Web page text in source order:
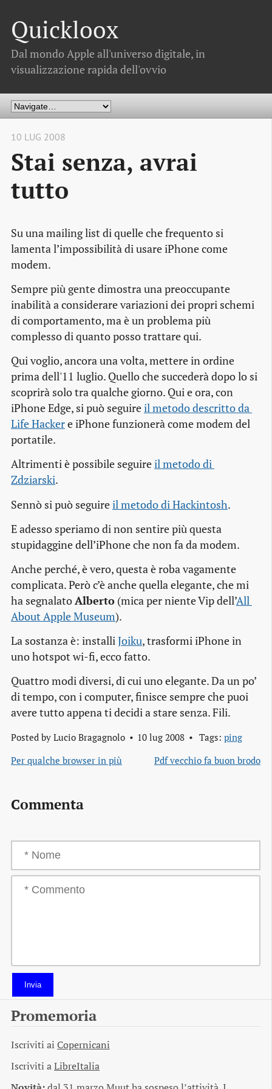
Quickloox
Dal mondo Apple all'universo digitale, in
visualizzazione rapida dell'ovvio
10 LUG 2008
Stai senza, avrai
tutto
Su una mailing list di quelle che frequento si
lamenta l’impossibilità di usare iPhone come
modem.
Sempre più gente dimostra una preoccupante
inabilità a considerare variazioni dei propri schemi
di comportamento, ma è un problema più
complesso di quanto posso trattare qui.
Qui voglio, ancora una volta, mettere in ordine
prima dell'11 luglio. Quello che succederà dopo lo si
scoprirà solo tra qualche giorno. Qui e ora, con
iPhone Edge, si può seguireil metodo descritto da
Life Hackere iPhone funzionerà come modem del
portatile.
Altrimenti è possibile seguireil metodo di
Zdziarski.
Sennò si può seguireil metodo di Hackintosh.
E adesso speriamo di non sentire più questa
stupidaggine dell’iPhone che non fa da modem.
Anche perché, è vero, questa è roba vagamente
complicata. Però c’è anche quella elegante, che mi
ha segnalatoAlberto (mica per niente Vip dell’All
About Apple Museum).
La sostanza è: installiJoiku, trasformi iPhone in
uno hotspot wi-fi, ecco fatto.
Quattro modi diversi, di cui uno elegante. Da un po’
di tempo, con i computer, finisce sempre che puoi
avere tutto appena ti decidi a stare senza. Fili.
Posted by Lucio Bragagnolo 10 lug 2008 Tags: ping
Per qualche browser in più
Pdf vecchio fa buon brodo
Commenta
Invia
Promemoria
Iscriviti ai Copernicani
Iscriviti aLibreItalia